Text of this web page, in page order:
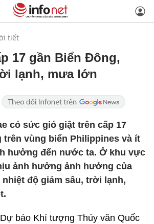
tiết
17 gần Biển Đông,
lạnh, mưa lớn
có sức gió giật trên cấp 17
trên vùng biển Philippines và ít
hưởng đến nước ta. Ở khu vực
ảnh hưởng ảnh hưởng của
nhiệt độ giảm sâu, trời lạnh,
báo Khí tượng Thủy văn Quốc